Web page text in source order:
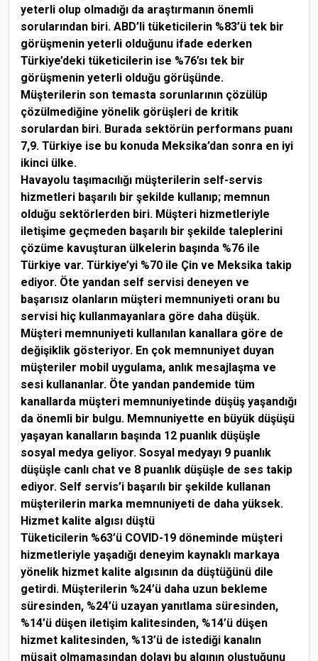
yeterli olup olmadığı da araştırmanın önemli
sorularından biri. ABD’li tüketicilerin %83’ü tek bir
görüşmenin yeterli olduğunu ifade ederken
Türkiye’deki tüketicilerin ise %76’sı tek bir
görüşmenin yeterli olduğu görüşünde.
Müşterilerin son temasta sorunlarının çözülüp
çözülmediğine yönelik görüşleri de kritik
sorulardan biri. Burada sektörün performans puanı
7,9. Türkiye ise bu konuda Meksika’dan sonra en iyi
ikinci ülke.
Havayolu taşımacılığı müşterilerin self-servis
hizmetleri başarılı bir şekilde kullanıp; memnun
olduğu sektörlerden biri. Müşteri hizmetleriyle
iletişime geçmeden başarılı bir şekilde taleplerini
çözüme kavuşturan ülkelerin başında %76 ile
Türkiye var. Türkiye’yi %70 ile Çin ve Meksika takip
ediyor. Öte yandan self servisi deneyen ve
başarısız olanların müşteri memnuniyeti oranı bu
servisi hiç kullanmayanlara göre daha düşük.
Müşteri memnuniyeti kullanılan kanallara göre de
değişiklik gösteriyor. En çok memnuniyet duyan
müşteriler mobil uygulama, anlık mesajlaşma ve
sesi kullananlar. Öte yandan pandemide tüm
kanallarda müşteri memnuniyetinde düşüş yaşandığı
da önemli bir bulgu. Memnuniyette en büyük düşüşü
yaşayan kanalların başında 12 puanlık düşüşle
sosyal medya geliyor. Sosyal medyayı 9 puanlık
düşüşle canlı chat ve 8 puanlık düşüşle de ses takip
ediyor. Self servis’i başarılı bir şekilde kullanan
müşterilerin marka memnuniyeti de daha yüksek.
Hizmet kalite algısı düştü
Tüketicilerin %63’ü COVID-19 döneminde müşteri
hizmetleriyle yaşadığı deneyim kaynaklı markaya
yönelik hizmet kalite algısının da düştüğünü dile
getirdi. Müşterilerin %24’ü daha uzun bekleme
süresinden, %24’ü uzayan yanıtlama süresinden,
%14’ü düşen iletişim kalitesinden, %14’ü düşen
hizmet kalitesinden, %13’ü de istediği kanalın
müsait olmamasından dolayı bu algının oluştuğunu